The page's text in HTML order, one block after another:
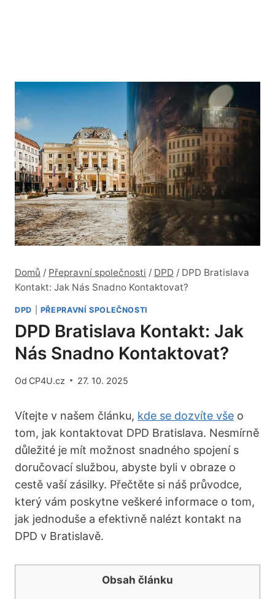
Domů / Přepravní společnosti / DPD / DPD Bratislava
Kontakt: Jak Nás Snadno Kontaktovat?
DPD PŘEPRAVNÍ SPOLEČNOSTI
DPD Bratislava Kontakt: Jak
Nás Snadno Kontaktovat?
Od CP4U.cz 27. 10. 2025
Vítejte v našem článku, kde se dozvíte vše o
tom, jak kontaktovat DPD Bratislava. Nesmírně
důležité je mít možnost snadného spojení s
doručovací službou, abyste byli v obraze o
cestě vaší zásilky. Přečtěte si náš průvodce,
který vám poskytne veškeré informace o tom,
jak jednoduše a efektivně nalézt kontakt na
DPD v Bratislavě.
Obsah článku